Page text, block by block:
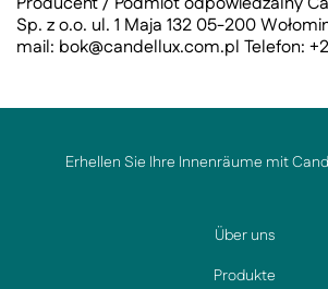
Sp. z o.o. ul. 1 Maja 132 05-200
mail: bok@candellux.com.pl Telefon:
Erhellen Sie Ihre Innenräume mit
Über uns
Produkte